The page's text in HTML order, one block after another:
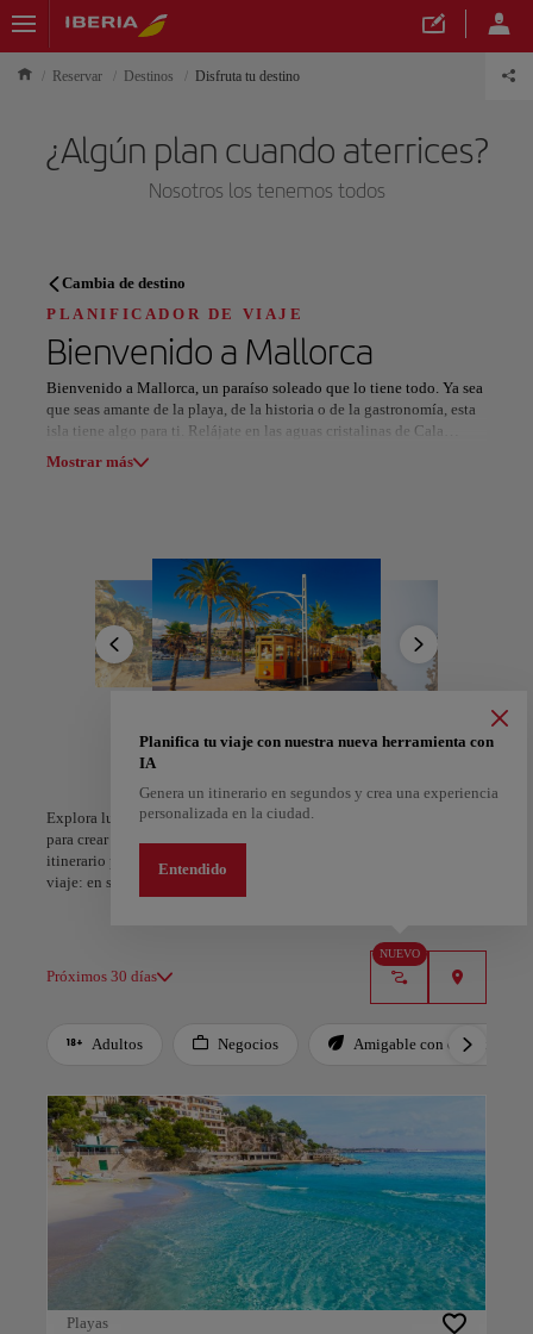
Reservar Destinos Disfruta tu destino
¿Algún plan cuando aterrices?
Nosotros los tenemos todos
PLANIFICADOR DE VIAJE
Descubre tu próximo destino
Nuestros destinos
A Coruña Alicante
Cambia de destino
PLANIFICADOR DE VIAJE
Bienvenido a Mallorca
Bienvenido a Mallorca, un paraíso soleado que lo tiene todo. Ya sea
que seas amante de la playa, de la historia o de la gastronomía, esta
isla tiene algo para ti. Relájate en las aguas cristalinas de Cala
Formentor y Cala Deià, donde encontrarás desde playas familiares
Catedral de la Seu y visitando el Palacio Real de la Almudaina. No
te pierdas la oportunidad de degustar la deliciosa cocina
mallorquina, con especialidades como la ensaimada, la sobrasada y
el tumbet, acompañadas de excelentes vinos locales.
Mallorca también ofrece una variedad de actividades al aire libre,
como senderismo, ciclismo y deportes acuáticos. Los pintorescos
animada vida nocturna en Palma y Magalluf, con discotecas de
moda y bares imperdibles. Mallorca te espera para que descubras
toda su magia. ¡No te lo pierdas!
Mostrar más
Explora lugares, experiencias y marca con el corazón tus favoritos
para crear tu ruta y compartirla. ¿Quieres más ideas? Obtén un
itinerario personalizado según tus intereses y la duración de tu
viaje: en sólo dos pasos y descargable en Google Maps.
Próximos 30 días
NUEVO
Planifica tu viaje con nuestra nueva herramienta con
IA
Genera un itinerario en segundos y crea una experiencia
personalizada en la ciudad.
Entendido
Adultos Negocios
Amigable con el planeta
Playas